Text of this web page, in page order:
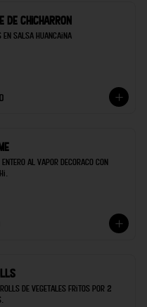
de Chicharron
en salsa Huancaina
entero al vapor decoraco con
rolls de vegetales fritos por 2